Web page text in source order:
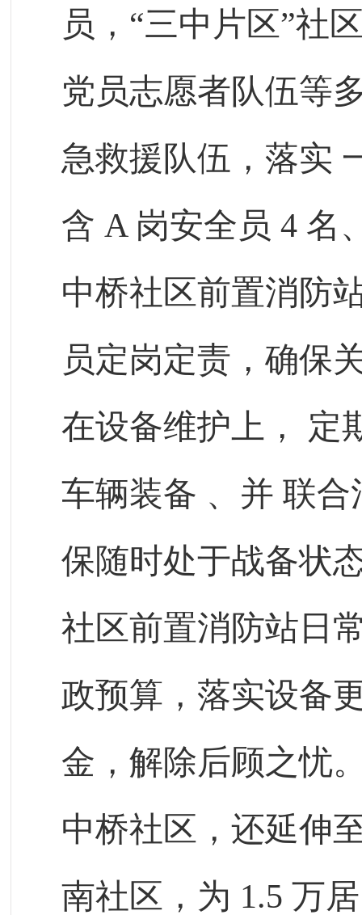
员，“三中片区”社
党员志愿者队伍等
急救援队伍，落实
含 A 岗安全员 4 名
中桥社区前置消防
员定岗定责，确保
在设备维护上， 定
车辆装备 、并 联
保随时处于战备状
社区前置消防站日
政预算，落实设备
金，解除后顾之忧
中桥社区，还延伸
南社区，为 1.5 万